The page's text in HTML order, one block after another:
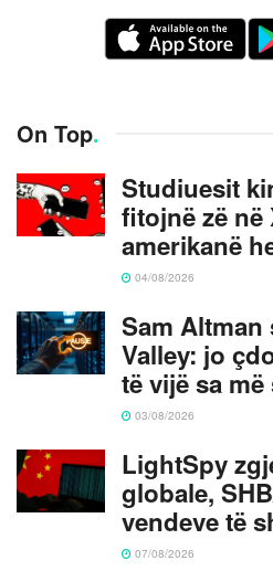
On Top.
Studiuesit
fitojnë zë në
amerikanë
04/08/2026
Sam
Valley: jo
të vijë sa
03/08/2026
LightSpy
globale,
vendeve të
07/08/2026